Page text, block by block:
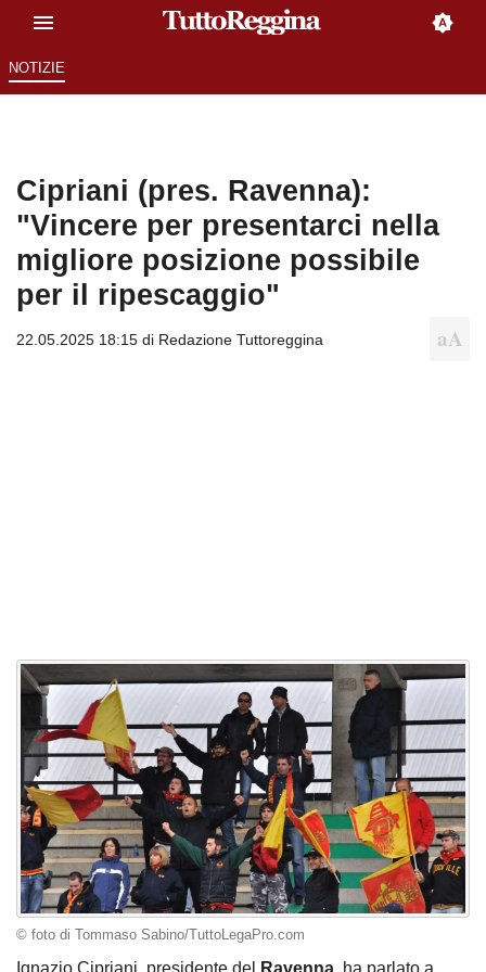
NOTIZIE
Cipriani (pres. Ravenna):
"Vincere per presentarci nella
migliore posizione possibile
per il ripescaggio"
22.05.2025 18:15 di Redazione Tuttoreggina
© foto di Tommaso Sabino/TuttoLegaPro.com